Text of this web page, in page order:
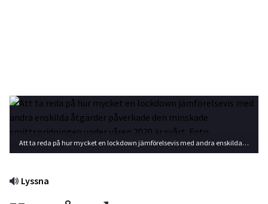
Att ta reda på hur mycket en lockdown jämförelsevis med andra enskilda åtgärder påverkade den minskade smittspridningen under våren 2020 är svårt. Foto: Shutterstock
Lyssna